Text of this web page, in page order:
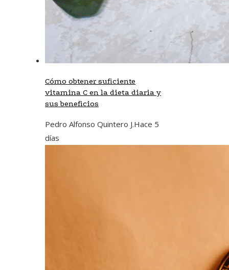
Cómo obtener suficiente
vitamina C en la dieta diaria y
sus beneficios
Pedro Alfonso Quintero J.Hace 5
días